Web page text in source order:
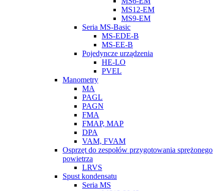
MS12-EM
MS9-EM
Seria MS-Basic
MS-EDE-B
MS-EE-B
Pojedyncze urządzenia
HE-LO
PVEL
Manometry
MA
PAGL
PAGN
FMA
FMAP, MAP
DPA
VAM, FVAM
Osprzęt do zespołów przygotowania sprężonego
powietrza
LRVS
Spust kondensatu
Seria MS